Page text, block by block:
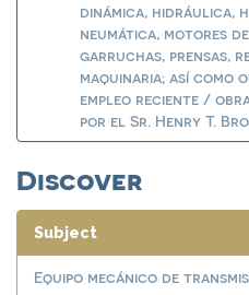
dinámica, hidráulica,
neumática, motores
garruchas, prensas,
maquinaria; así como
empleo reciente /
por el Sr. Henry T.
Discover
Subject
Equipo mecánico de